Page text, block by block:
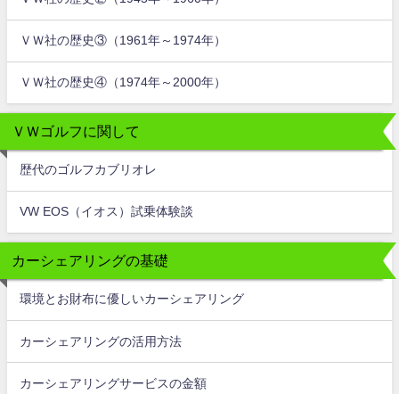
ＶＷ社の歴史③（1961年～1974年）
ＶＷ社の歴史④（1974年～2000年）
ＶＷゴルフに関して
歴代のゴルフカブリオレ
VW EOS（イオス）試乗体験談
カーシェアリングの基礎
環境とお財布に優しいカーシェアリング
カーシェアリングの活用方法
カーシェアリングサービスの金額